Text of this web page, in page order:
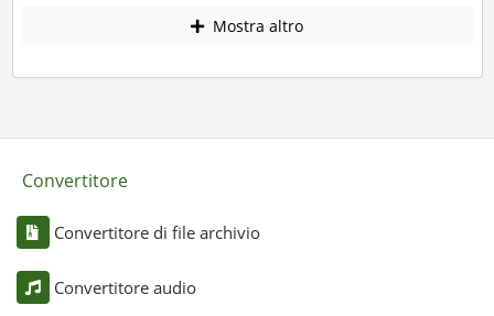
Mostra altro
Convertitore
Convertitore di file archivio
Convertitore audio